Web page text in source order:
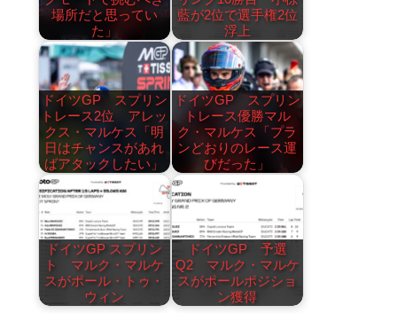
場所だと思ってい
た」
藍が2位で選手権2位
浮上
ドイツGP スプリン
トレース2位 アレッ
クス・マルケス「明
日はチャンスがあれ
ばアタックしたい」
ドイツGP スプリン
トレース優勝マル
ク・マルケス「プラ
ンどおりのレース運
びだった」
ドイツGP スプリン
ト マルク・マルケ
スがポール・トゥ・
ウィン
ドイツGP 予選
Q2 マルク・マルケ
スがポールポジショ
ン獲得